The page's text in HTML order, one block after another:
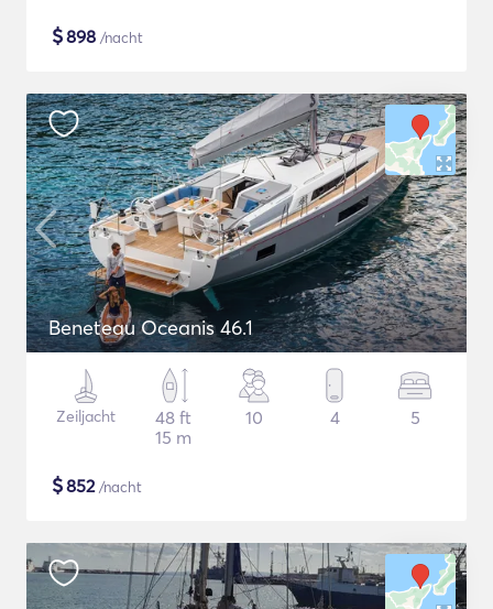
$898 /nacht
Beneteau Oceanis 46.1
Zeiljacht
48 ft
15 m
10 4 5
$852/nacht